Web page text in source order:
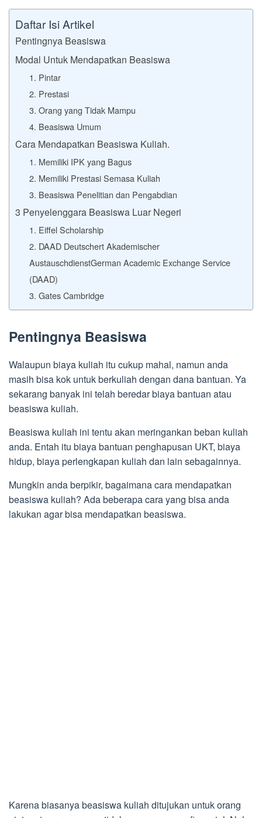
Daftar Isi Artikel
Pentingnya Beasiswa
Modal Untuk Mendapatkan Beasiswa
1. Pintar
2. Prestasi
3. Orang yang Tidak Mampu
4. Beasiswa Umum
Cara Mendapatkan Beasiswa Kuliah.
1. Memiliki IPK yang Bagus
2. Memiliki Prestasi Semasa Kuliah
3. Beasiswa Penelitian dan Pengabdian
3 Penyelenggara Beasiswa Luar Negeri
1. Eiffel Scholarship
2. DAAD Deutschert Akademischer
AustauschdienstGerman Academic Exchange Service
(DAAD)
3. Gates Cambridge
Pentingnya Beasiswa
Walaupun biaya kuliah itu cukup mahal, namun anda
masih bisa kok untuk berkuliah dengan dana bantuan. Ya
sekarang banyak ini telah beredar biaya bantuan atau
beasiswa kuliah.
Beasiswa kuliah ini tentu akan meringankan beban kuliah
anda. Entah itu biaya bantuan penghapusan UKT, biaya
hidup, biaya perlengkapan kuliah dan lain sebagainnya.
Mungkin anda berpikir, bagaimana cara mendapatkan
beasiswa kuliah? Ada beberapa cara yang bisa anda
lakukan agar bisa mendapatkan beasiswa.
Karena biasanya beasiswa kuliah ditujukan untuk orang